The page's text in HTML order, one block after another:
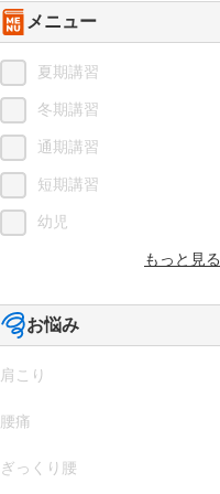
メニュー
夏期講習
冬期講習
通期講習
短期講習
幼児
もっと見る
お悩み
肩こり
腰痛
ぎっくり腰